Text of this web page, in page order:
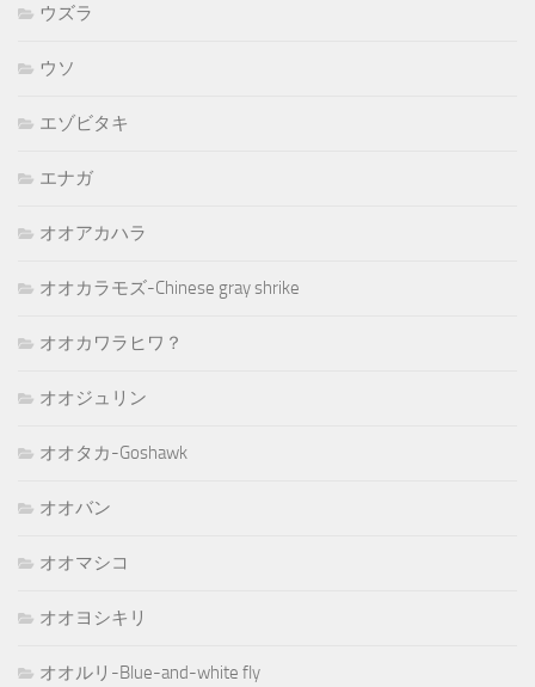
ウズラ
ウソ
エゾビタキ
エナガ
オオアカハラ
オオカラモズ-Chinese gray shrike
オオカワラヒワ？
オオジュリン
オオタカ-Goshawk
オオバン
オオマシコ
オオヨシキリ
オオルリ-Blue-and-white fly